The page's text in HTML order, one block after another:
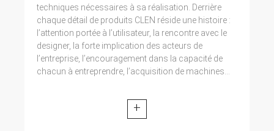
techniques nécessaires à sa réalisation. Derrière
chaque détail de produits CLEN réside une histoire :
l’attention portée à l’utilisateur, la rencontre avec le
designer, la forte implication des acteurs de
l’entreprise, l’encouragement dans la capacité de
chacun à entreprendre, l’acquisition de machines...
+